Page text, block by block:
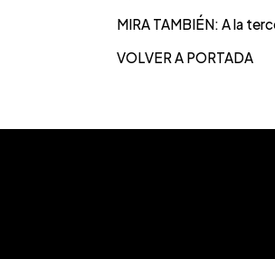
MIRA TAMBIÉN: A la
VOLVER A PORTADA